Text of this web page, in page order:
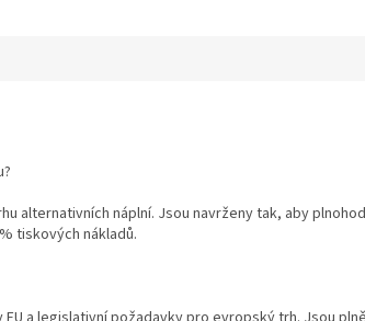
alternativních náplní. Jsou navrženy tak, aby
tiskových nákladů.